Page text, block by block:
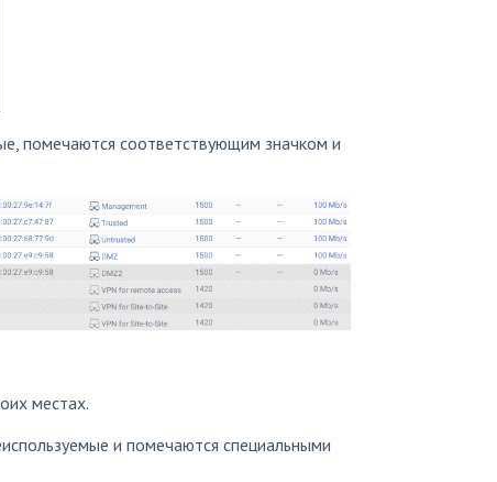
помечаются соответствующим значком и
местах.
и помечаются специальными